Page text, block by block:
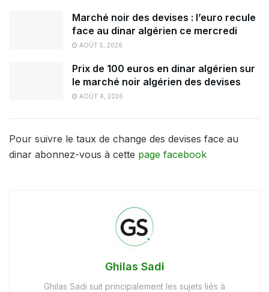
Marché noir des devises : l’euro recule
face au dinar algérien ce mercredi
AOÛT 5, 2026
Prix de 100 euros en dinar algérien sur
le marché noir algérien des devises
AOÛT 4, 2026
Pour suivre le taux de change des devises face au
dinar abonnez-vous à cette page facebook
Ghilas Sadi
Ghilas Sadi suit principalement les sujets liés à